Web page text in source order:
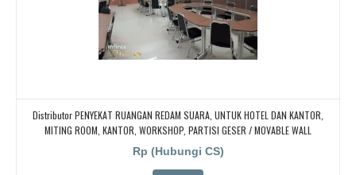
Distributor PENYEKAT RUANGAN REDAM SUARA, UNTUK HOTEL DAN KANTOR,
MITING ROOM, KANTOR, WORKSHOP, PARTISI GESER / MOVABLE WALL
Rp (Hubungi CS)